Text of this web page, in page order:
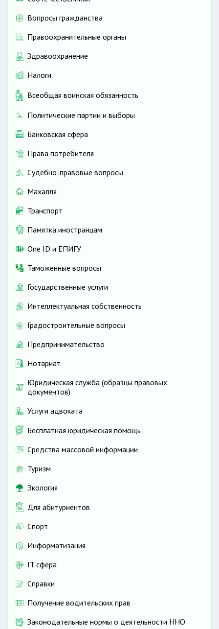
Вопросы гражданства
Правоохранительные органы
Здравоохранение
Налоги
Всеобщая воинская обязанность
Политические партии и выборы
Банковская сфера
Права потребителя
Судебно-правовые вопросы
Махалля
Транспорт
Памятка иностранцам
One ID и ЕПИГУ
Таможенные вопросы
Государственные услуги
Интеллектуальная собственность
Градостроительные вопросы
Предпринимательство
Нотариат
Юридическая служба (образцы правовых
документов)
Услуги адвоката
Бесплатная юридическая помощь
Средства массовой информации
Туризм
Экология
Для абитуриентов
Спорт
Информатизация
IT сфера
Справки
Получение водительских прав
Законодательные нормы о деятельности ННО